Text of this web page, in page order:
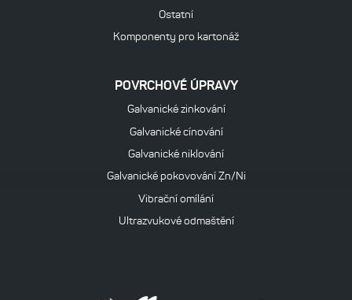
Ostatní
Komponenty pro kartonáž
POVRCHOVÉ ÚPRAVY
Galvanické zinkování
Galvanické cínování
Galvanické niklování
Galvanické pokovování Zn/Ni
Vibrační omílání
Ultrazvukové odmaštění